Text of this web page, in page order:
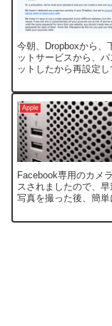
今朝、Dropboxから、
ットサービスから、
ットしたから再設定
Apple
Facebook専用のカメ
スされましたので、
写真を撮った後、簡